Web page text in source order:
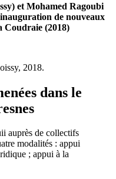
et Mohamed Ragoubi
de nouveaux
Coudraie (2018)
2018.
dans le
auprès de collectifs
modalités : appui
; appui à la